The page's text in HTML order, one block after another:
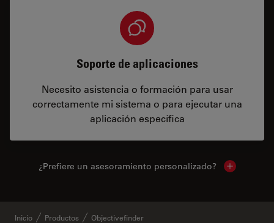
Soporte de aplicaciones
Necesito asistencia o formación para usar
correctamente mi sistema o para ejecutar una
aplicación específica
¿Prefiere un asesoramiento personalizado? Show local
Inicio Productos Objectivefinder